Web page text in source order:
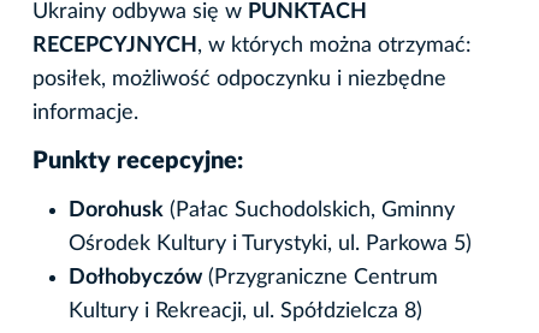
Ukrainy odbywa się w PUNKTACH
RECEPCYJNYCH , w których można otrzymać:
posiłek, możliwość odpoczynku i niezbędne
informacje.
Punkty recepcyjne:
Dorohusk (Pałac Suchodolskich, Gminny
Ośrodek Kultury i Turystyki, ul. Parkowa 5)
Dołhobyczów (Przygraniczne Centrum
Kultury i Rekreacji, ul. Spółdzielcza 8)